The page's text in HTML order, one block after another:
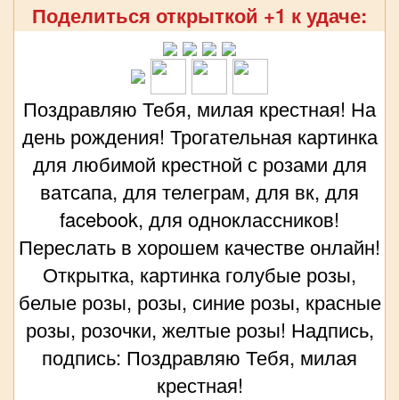
Поделиться открыткой +1 к удаче:
Поздравляю Тебя, милая крестная! На
день рождения! Трогательная картинка
для любимой крестной с розами для
ватсапа, для телеграм, для вк, для
facebook, для одноклассников!
Переслать в хорошем качестве онлайн!
Открытка, картинка голубые розы,
белые розы, розы, синие розы, красные
розы, розочки, желтые розы! Надпись,
подпись: Поздравляю Тебя, милая
крестная!